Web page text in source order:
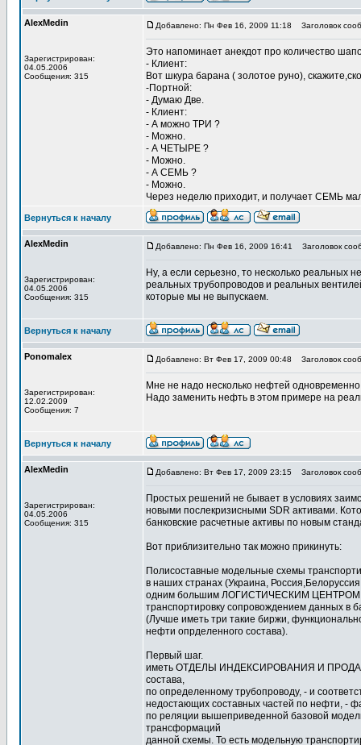
AlexMedin
Зарегистрирован:
04.05.2006
Сообщения: 315
Добавлено: Пн Фев 16, 2009 11:18 Заголовок
Это напоминает анекдот про количество
- Клиент:
Вот шкура барана ( золотое руно),
-Портной:
- Думаю Две.
- Клиент:
- А можно ТРИ ?
- Можно.
- А ЧЕТЫРЕ ?
- Можно.
- А СЕМЬ ?
- Можно.
Через неделю приходит, и получает СЕМЬ
Вернуться к началу
AlexMedin
Зарегистрирован:
04.05.2006
Сообщения: 315
Добавлено: Пн Фев 16, 2009 16:41 Заголовок
Ну, а если серьезно, то несколько реальных
реальных трубопроводов и реальных
которые мы не выпускаем.
Вернуться к началу
Ponomalex
Зарегистрирован:
12.02.2009
Сообщения: 7
Добавлено: Вт Фев 17, 2009 00:48 Заголовок
Мне не надо несколько нефтей
Надо заменить нефть в этом примере на
Вернуться к началу
AlexMedin
Зарегистрирован:
04.05.2006
Сообщения: 315
Добавлено: Вт Фев 17, 2009 23:15 Заголовок
Простых решений не бывает в условиях
новыми послекризисными SDR активами.
банковские расчетные активы по новым
Вот приблизительно так можно прикинуть:
Полисоставные модельные схемы
в наших странах (Украина,
одним большим ЛОГИСТИЧЕСКИМ ЦЕНТРОМ -
транспортировку сопровождением данных в
(Лучше иметь три такие биржи,
нефти опрделенного состава).
Первый шаг.
иметь ОТДЕЛЫ ИНДЕКСИРОВАНИЯ И ПРОДАЖ
состава,
по определенному трубопроводу, - и
недостающих составных частей по нефти, -
по реляции вышеприведенной базовой
трансформаций
данной схемы. То есть модельную